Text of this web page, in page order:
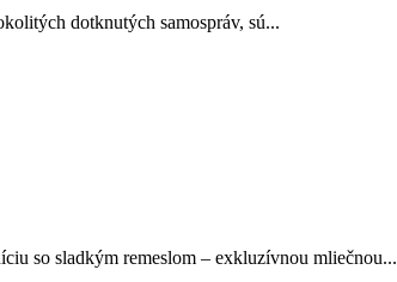
dotknutých samospráv, sú...
so sladkým remeslom – exkluzívnou mliečnou...